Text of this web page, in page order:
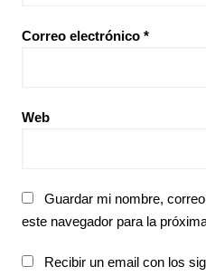
Correo electrónico *
Web
Guardar mi nombre,
este navegador para la
Recibir un email con los